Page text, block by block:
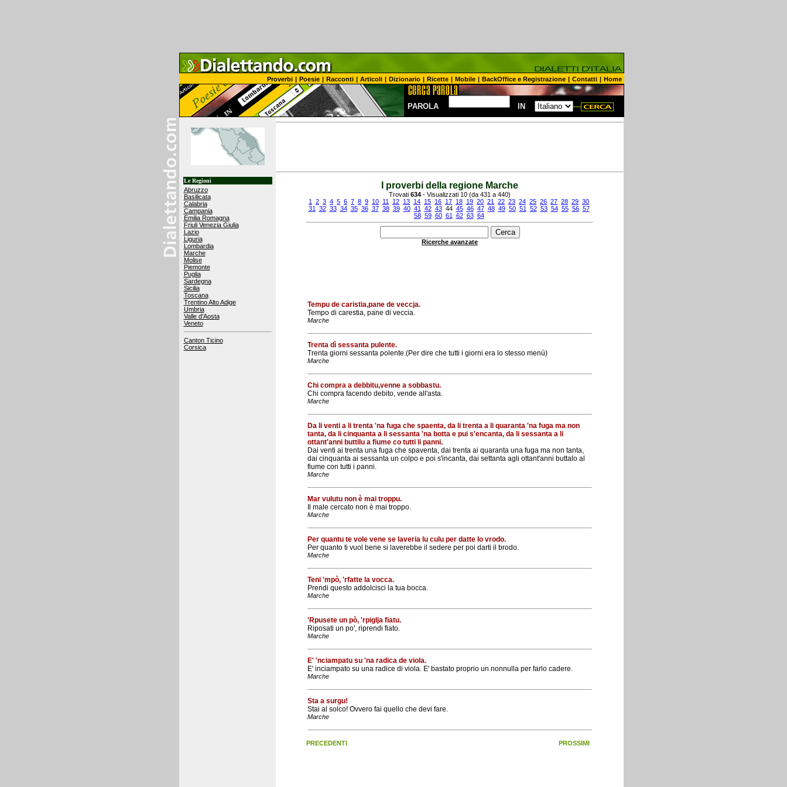
Proverbi | Poesie | Racconti | Articoli | Dizionario | Ricette | Mobile | BackOffice e Registrazione | Contatti | Home
PAROLA IN
Le Regioni
Abruzzo
Basilicata
Calabria
Campania
Emilia Romagna
Friuli Venezia Giulia
Lazio
Liguria
Lombardia
Marche
Molise
Piemonte
Puglia
Sardegna
Sicilia
Toscana
Trentino Alto Adige
Umbria
Valle d'Aosta
Veneto
Canton Ticino
Corsica
I proverbi della regione Marche
Trovati 634 - Visualizzati 10 (da 431 a 440)
1
2 3 4 5 6 7 8 9 10 11 12 13 14 15 16 17 18 19 20 21 22 23 24 25 26 27 28 29 30
31
32 33 34 35 36 37 38 39 40 41 42 43 44 45 46 47 48 49 50 51 52 53 54 55 56 57
58 59 60 61 62 63 64
Ricerche avanzate
Tempu de caristia,pane de veccja.
Tempo di carestia, pane di veccia.
Marche
Trenta dì sessanta pulente.
Trenta giorni sessanta polente.(Per dire che tutti i giorni era lo stesso menù)
Marche
Chi compra a debbitu,venne a sobbastu.
Chi compra facendo debito, vende all'asta.
Marche
Da li venti a li trenta 'na fuga che spaenta, da li trenta a li quaranta 'na fuga ma non
tanta, da li cinquanta a li sessanta 'na botta e pui s'encanta, da li sessanta a li
ottant'anni buttilu a fiume co tutti li panni.
Dai venti ai trenta una fuga che spaventa, dai trenta ai quaranta una fuga ma non tanta,
dai cinquanta ai sessanta un colpo e poi s'incanta, dai settanta agli ottant'anni buttalo al
fiume con tutti i panni.
Marche
Mar vulutu non è mai troppu.
Il male cercato non è mai troppo.
Marche
Per quantu te vole vene se laveria lu culu per datte lo vrodo.
Per quanto ti vuol bene si laverebbe il sedere per poi darti il brodo.
Marche
Teni 'mpò, 'rfatte la vocca.
Prendi questo addolcisci la tua bocca.
Marche
'Rpusete un pò, 'rpiglja fiatu.
Riposati un po', riprendi fiato.
Marche
E' 'nciampatu su 'na radica de viola.
E' inciampato su una radice di viola. E' bastato proprio un nonnulla per farlo cadere.
Marche
Sta a surgu!
Stai al solco! Ovvero fai quello che devi fare.
Marche
PRECEDENTI PROSSIMI